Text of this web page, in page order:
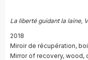
La liberté guidant la laine,
2018
Miroir de récupération,
Mirror of recovery, wood,